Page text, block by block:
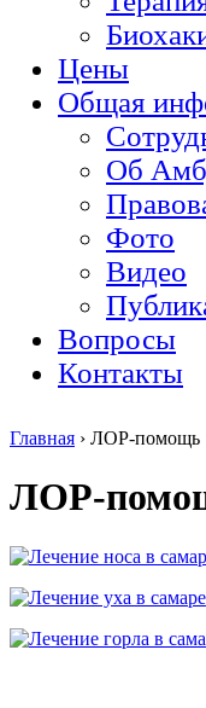
Цены
Общая
Об
Фото
Видео
Вопросы
Контакты
Главная › ЛОР-помощь
ЛОР-